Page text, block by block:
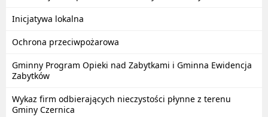
Inicjatywa lokalna
Ochrona przeciwpożarowa
Gminny Program Opieki nad Zabytkami i Gminna Ewidencja
Zabytków
Wykaz firm odbierających nieczystości płynne z terenu
Gminy Czernica